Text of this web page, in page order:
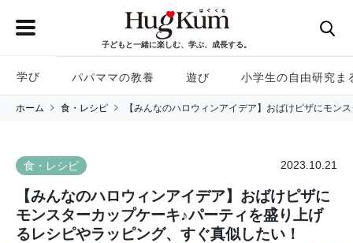
子どもと一緒に楽しむ、学ぶ、成長する。
学び パパママの教養 遊び 小学生の自由研究ま
ホーム 食・レシピ 【みんなのハロウィンアイデア】おばけピザにモン
食・レシピ 2023.10.21
【みんなのハロウィンアイデア】おばけピザに
モンスターカップケーキ♪パーティを盛り上げ
るレシピやラッピング、すぐ真似したい！